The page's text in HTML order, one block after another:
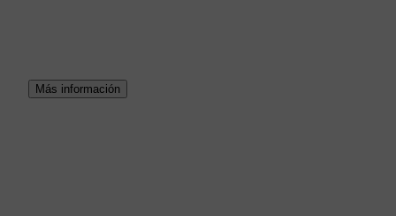
Más información